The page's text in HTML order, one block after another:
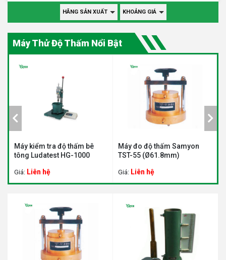
Máy Thử Độ Thấm Nổi Bật
Máy kiểm tra độ thấm bê
tông Ludatest HG-1000
Giá: Liên hệ
Máy đo độ thấm Samyon
TST-55 (Ø61.8mm)
Giá: Liên hệ
HÃNG SẢN XUẤT KHOẢNG GIÁ